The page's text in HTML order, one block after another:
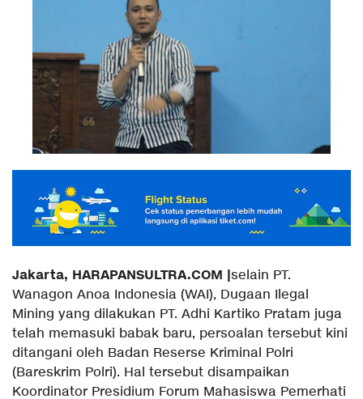
Jakarta, HARAPANSULTRA.COM |selain PT.
Wanagon Anoa Indonesia (WAI), Dugaan Ilegal
Mining yang dilakukan PT. Adhi Kartiko Pratam juga
telah memasuki babak baru, persoalan tersebut kini
ditangani oleh Badan Reserse Kriminal Polri
(Bareskrim Polri). Hal tersebut disampaikan
Koordinator Presidium Forum Mahasiswa Pemerhati